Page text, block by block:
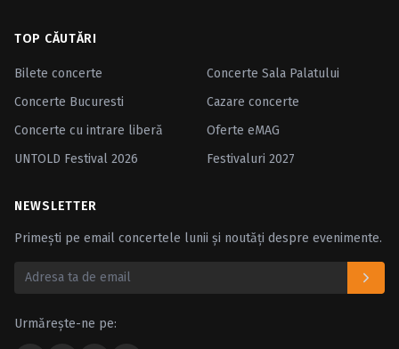
TOP CĂUTĂRI
Bilete concerte
Concerte Sala Palatului
Concerte Bucuresti
Cazare concerte
Concerte cu intrare liberă
Oferte eMAG
UNTOLD Festival 2026
Festivaluri 2027
NEWSLETTER
Primești pe email concertele lunii și noutăți despre evenimente.
Urmărește-ne pe: